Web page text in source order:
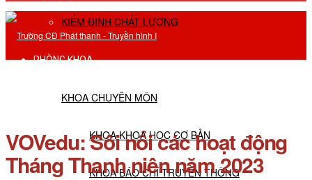
KIỂM ĐỊNH CHẤT LƯỢNG
PHÒNG KHOA
KHOA CHUYÊN MÔN
KHOA KHOA HỌC CƠ BẢN
KHOA BÁO CHÍ TRUYỀN THÔNG
VOVedu: Sôi nổi các hoạt động
Tháng Thanh niên năm 2023